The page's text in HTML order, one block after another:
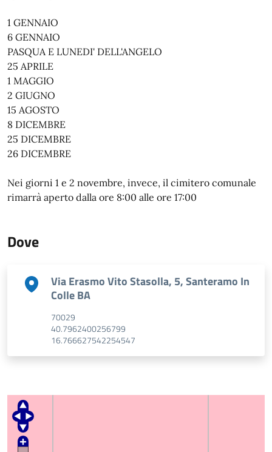
1 GENNAIO
6 GENNAIO
PASQUA E LUNEDI' DELL'ANGELO
25 APRILE
1 MAGGIO
2 GIUGNO
15 AGOSTO
8 DICEMBRE
25 DICEMBRE
26 DICEMBRE
Nei giorni 1 e 2 novembre, invece, il cimitero comunale
rimarrà aperto dalla ore 8:00 alle ore 17:00
Dove
Indirizzo
Via Erasmo Vito Stasolla, 5, Santeramo In
Colle BA
CAP
70029
GPS Latitude
40.7962400256799
GPS Longitude
16.766627542254547